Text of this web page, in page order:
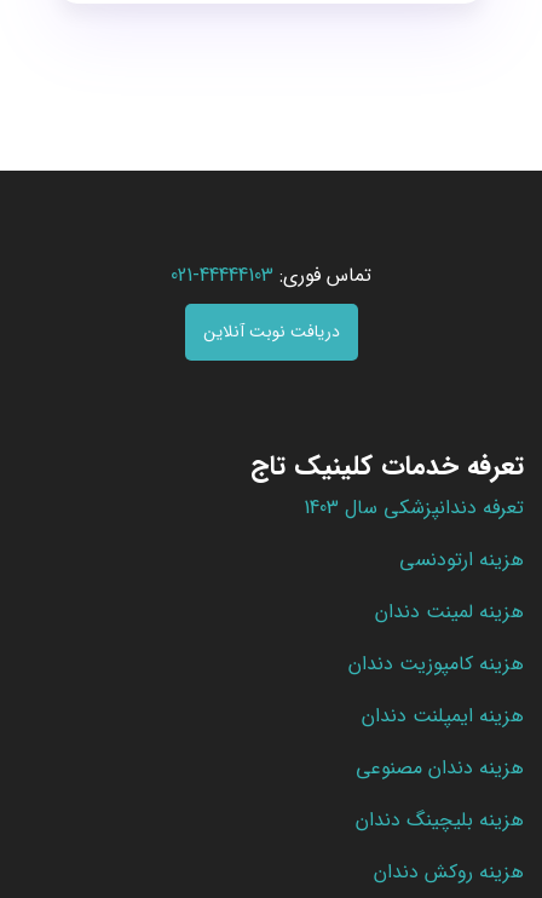
تماس فوری: 44444103-021
دریافت نوبت آنلاین
تعرفه خدمات کلینیک تاج
تعرفه دندانپزشکی سال 1403
هزینه ارتودنسی
هزینه لمینت دندان
هزینه کامپوزیت دندان
هزینه ایمپلنت دندان
هزینه دندان مصنوعی
هزینه بلیچینگ دندان
هزینه روکش دندان